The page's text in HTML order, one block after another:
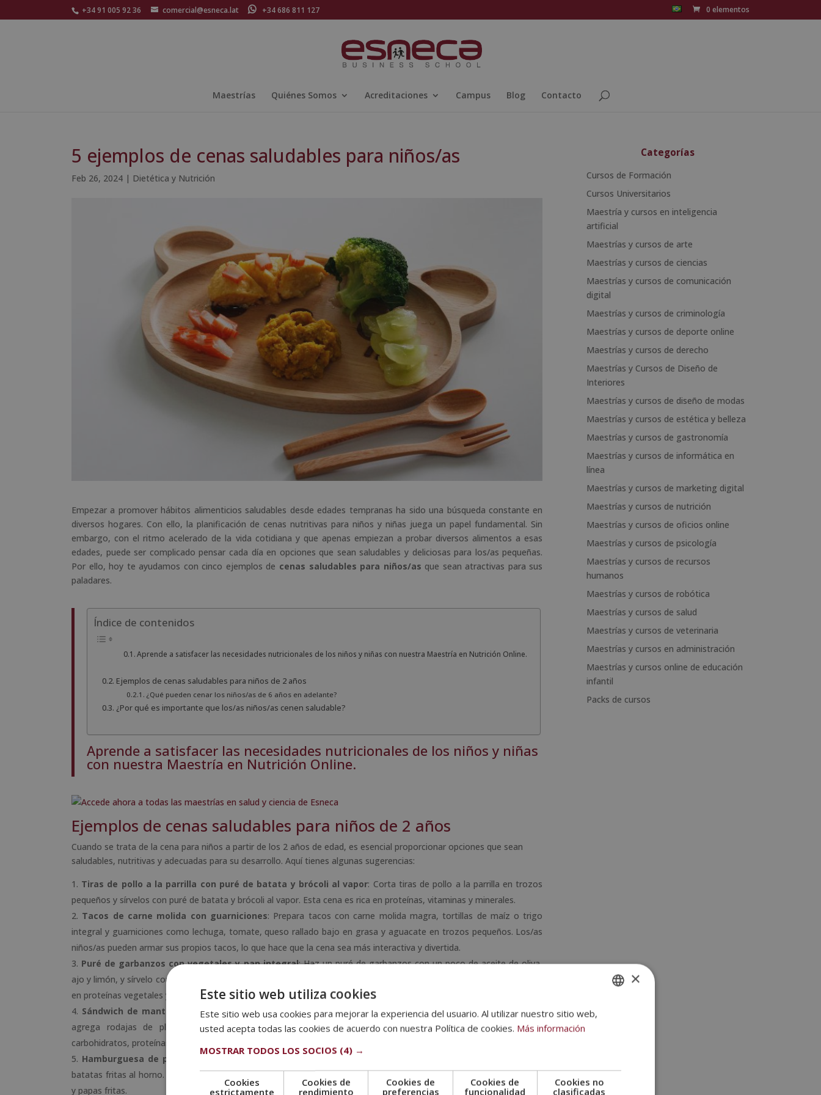
+34 91 005 92 36 comercial@esneca.lat +34 686 811 127 0 elementos
Maestrías Quiénes Somos Acreditaciones Campus Blog Contacto
5 ejemplos de cenas saludables para niños/as
Feb 26, 2024 | Dietética y Nutrición
Empezar a promover hábitos alimenticios saludables desde edades tempranas ha sido una búsqueda constante en
diversos hogares. Con ello, la planificación de cenas nutritivas para niños y niñas juega un papel fundamental. Sin
embargo, con el ritmo acelerado de la vida cotidiana y que apenas empiezan a probar diversos alimentos a esas
edades, puede ser complicado pensar cada día en opciones que sean saludables y deliciosas para los/as pequeñas.
Por ello, hoy te ayudamos con cinco ejemplos de cenas saludables para niños/as que sean atractivas para sus
paladares.
Índice de contenidos
Aprende a satisfacer las necesidades nutricionales de los niños y niñas con nuestra Maestría en Nutrición Online.
Ejemplos de cenas saludables para niños de 2 años
¿Qué pueden cenar los niños/as de 6 años en adelante?
¿Por qué es importante que los/as niños/as cenen saludable?
Aprende a satisfacer las necesidades nutricionales de los niños y niñas
con nuestra Maestría en Nutrición Online.
Ejemplos de cenas saludables para niños de 2 años
Cuando se trata de la cena para niños a partir de los 2 años de edad, es esencial proporcionar opciones que sean
saludables, nutritivas y adecuadas para su desarrollo. Aquí tienes algunas sugerencias:
Tiras de pollo a la parrilla con puré de batata y brócoli al vapor: Corta tiras de pollo a la parrilla en trozos
pequeños y sírvelos con puré de batata y brócoli al vapor. Esta cena es rica en proteínas, vitaminas y minerales.
Tacos de carne molida con guarniciones: Prepara tacos con carne molida magra, tortillas de maíz o trigo
integral y guarniciones como lechuga, tomate, queso rallado bajo en grasa y aguacate en trozos pequeños. Los/as
niños/as pueden armar sus propios tacos, lo que hace que la cena sea más interactiva y divertida.
Puré de garbanzos con vegetales y pan integral: Haz un puré de garbanzos con un poco de aceite de oliva,
ajo y limón, y sírvelo con palitos de zanahoria, pepino, pimientos y pan integral en trozos pequeños. Esta cena es rica
en proteínas vegetales y fibra.
Sándwich de mantequilla de maní y plátano en pan integral: Unta mantequilla de maní en pan integral y
agrega rodajas de plátano. Esta opción es rápida de preparar y proporciona una buena combinación de
carbohidratos, proteínas y grasas saludables.
Hamburguesa de pavo con batatas fritas al horno
: Prepara hamburguesas de pavo caseras y sírvelas con
batatas fritas al horno. Esta cena es una alternativa más saludable a las hamburguesas tradicionales de carne de res
y papas fritas.
Categorías
Cursos de Formación
Cursos Universitarios
Maestría y cursos en inteligencia
artificial
Maestrías y cursos de arte
Maestrías y cursos de ciencias
Maestrías y cursos de comunicación
digital
Maestrías y cursos de criminología
Maestrías y cursos de deporte online
Maestrías y cursos de derecho
Maestrías y Cursos de Diseño de
Interiores
Maestrías y cursos de diseño de modas
Maestrías y cursos de estética y belleza
Maestrías y cursos de gastronomía
Maestrías y cursos de informática en
línea
Maestrías y cursos de marketing digital
Maestrías y cursos de nutrición
Maestrías y cursos de oficios online
Maestrías y cursos de psicología
Maestrías y cursos de recursos
humanos
Maestrías y cursos de robótica
Maestrías y cursos de salud
Maestrías y cursos de veterinaria
Maestrías y cursos en administración
Maestrías y cursos online de educación
infantil
Packs de cursos
SPANISH
×
Este sitio web utiliza cookies
Este sitio web usa cookies para mejorar la experiencia del usuario. Al utilizar nuestro sitio web,
usted acepta todas las cookies de acuerdo con nuestra Política de cookies. Más información
MOSTRAR TODOS LOS SOCIOS (4) →
Cookies
estrictamente
Cookies de
rendimiento
Cookies de
preferencias
Cookies de
funcionalidad
Cookies no
clasificadas